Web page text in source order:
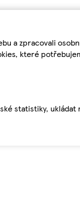
a zpracovali
které
statistiky,